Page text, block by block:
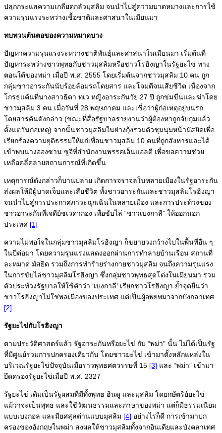
ปลุกกระแสความเกลียดกลัวมุสลิม จนนำไปสู่ความบาดหมางและการใช้
ความรุนแรงระหว่างเชื้อชาติและศาสนาในเมียนมา
ทบทวนต้นตอของความหมาดบาง
ปัญหาความรุนแรงระหว่างชาติพันธุ์และศาสนาในเมียนมา เริ่มต้นที่
ปัญหาระหว่างชาวพุทธกับชาวมุสลิมหรือชาวโรฮิงญาในรัฐยะไข่ ทาง
ตอนใต้ของพม่า เมื่อปี พ.ศ. 2555 โดยเริ่มต้นจากชาวมุสลิม 10 คน ถูก
กลุ่มชาวอาระกันนับร้อยล้อมรถโดยสาร และโจมตีจนเสียชีวิต เนื่องจาก
โกรธแค้นที่นางสาวธิดา ทเว หญิงอาระกันวัย 27 ปี ถูกข่มขืนและฆ่าโดย
ชาวมุสลิม 3 คน เมื่อวันที่ 28 พฤษภาคม และเชื่อว่าผู้ก่อเหตุอยู่บนรถ
โดยสารคันดังกล่าว (ขณะที่สื่อรัฐบาลรายงานว่าผู้ต้องหาถูกจับกุมแล้ว
ตั้งแต่วันก่อเหตุ) จากนั้นชาวมุสลิมในย่างกุ้งรวมตัวชุมนุมหน้ามัสยิดเพื่อ
เรียกร้องความยุติธรรมให้แก่เพื่อนชาวมุสลิม 10 คนที่ถูกสังหารและได้
เข้าพบนางอองซาน ซูจีที่สำนักงานพรรคเอ็นแอลดี เพื่อขอความช่วย
เหลือคลี่คลายสถานการณ์ที่เกิดขึ้น
เหตุการณ์ดังกล่าวก็บานปลาย เกิดการจราจลในหลายเมืองในรัฐอาระกัน
ส่งผลให้มีผู้บาดเจ็บและเสียชีวิต ทั้งชาวอาระกันและชาวมุสลิมโรฮิงญา
จนนำไปสู่การประกาศภาวะฉุกเฉินในหลายเมือง และการประท้วงของ
ชาวอาระกันที่เจดีย์ชเวดากอง เพื่อขับไล่ “ชาวเบงกาลี” ให้ออกนอก
ประเทศ [1]
ความไม่พอใจในกลุ่มชาวมุสลิมโรฮิงญา ก็ขยายวงกว้างไปในพื้นที่อื่น ๆ
ในปีต่อมา โดยความรุนแรงแสดงออกผ่านการทำลายบ้านเรือน สถานที่
ละหมาด มัสยิด รวมถึงการทำร้ายร่างกายชาวมุสลิม จนถึงความรุนแรง
ในการขับไล่ชาวมุสลิมโรฮิงญา ซึ่งกลุ่มชาวพุทธสุดโต่งในเมียนมา รวม
ตัวประท้วงรัฐบาลให้ใช้คำว่า ‘เบงกาลี’ เรียกชาวโรฮิงญา ย้ำจุดยืนว่า
ชาวโรฮิงญาไม่ใช่พลเมืองของประเทศ แต่เป็นผู้อพยพมาจากบังกลาเทศ
[2]
รัฐยะไข่กับโรฮิงญา
ตามประวัติศาสตร์แล้ว รัฐอาระกันหรือยะไข่ กับ “พม่า” นั้น ไม่ได้เป็นรัฐ
ที่มีศูนย์รวมการปกครองเดียวกัน โดยชาวยะไข่ เข้ามาตั้งหลักแหล่งใน
บริเวณรัฐยะไข่ปัจจุบันเมื่อราวพุทธศตวรรษที่ 15 [3] และ “พม่า” เข้ามา
ยึดครองรัฐยะไข่เมื่อปี พ.ศ. 2327
รัฐยะไข่ เดิมเป็นรัฐผสมที่มีทั้งพุทธ ฮินดู และมุสลิม โดยกษัตริย์ยะไข่
แม้ว่าจะเป็นพุทธ และใช้วัฒนธรรมและภาษาของพม่า แต่ก็มีธรรมเนียม
แบบเบงกอล และมียศสุลต่านแบบมุสลิม [4] อย่างไรก็ดี การเข้ามาปก
ครองของอังกฤษในพม่า ส่งผลให้ชาวมุสลิมทั้งจากอินเดียและบังคลาเทศ